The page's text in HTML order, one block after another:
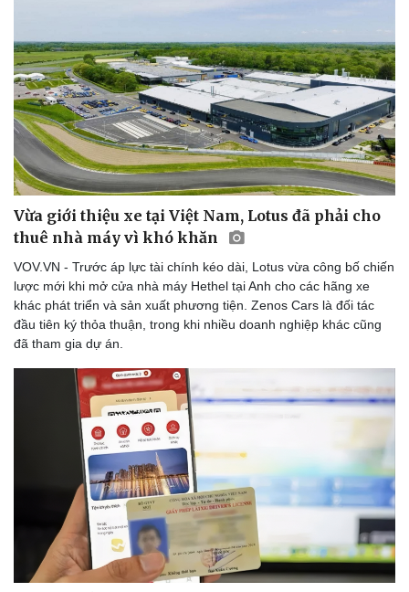
Sức khỏe
Dinh dưỡng - món ngon
Cây thuốc
Sản phụ khoa
Làm đẹp - giảm cân
Phòng mạch online
Ăn sạch sống khỏe
Blog
Vừa giới thiệu xe tại Việt Nam, Lotus đã phải cho
thuê nhà máy vì khó khăn
VOV.VN - Trước áp lực tài chính kéo dài, Lotus vừa công bố chiến
lược mới khi mở cửa nhà máy Hethel tại Anh cho các hãng xe
khác phát triển và sản xuất phương tiện. Zenos Cars là đối tác
đầu tiên ký thỏa thuận, trong khi nhiều doanh nghiệp khác cũng
đã tham gia dự án.